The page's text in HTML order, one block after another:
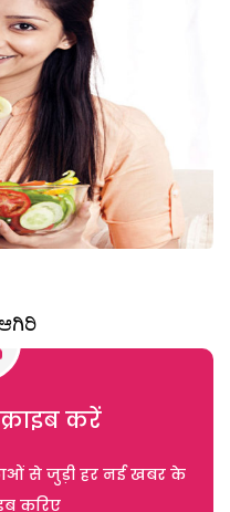
करें
से जुड़ी हर नई खबर के
करिए